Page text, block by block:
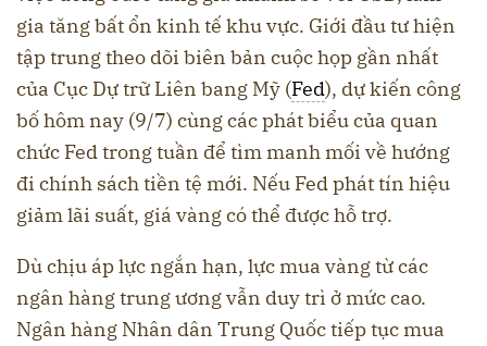
gia tăng bất ổn kinh tế khu vực. Giới đầu tư hiện
tập trung theo dõi biên bản cuộc họp gần nhất
của Cục Dự trữ Liên bang Mỹ (Fed), dự kiến công
bố hôm nay (9/7) cùng các phát biểu của quan
chức Fed trong tuần để tìm manh mối về hướng
đi chính sách tiền tệ mới. Nếu Fed phát tín hiệu
giảm lãi suất, giá vàng có thể được hỗ trợ.
Dù chịu áp lực ngắn hạn, lực mua vàng từ các
ngân hàng trung ương vẫn duy trì ở mức cao.
Ngân hàng Nhân dân Trung Quốc tiếp tục mua